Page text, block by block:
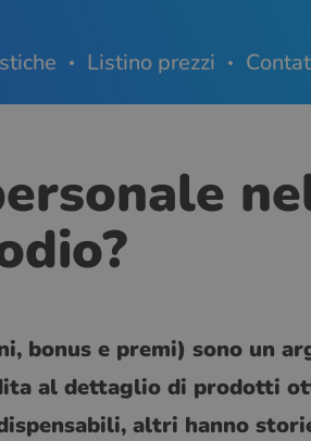
Listino prezzi
bonus e premi) sono un
al dettaglio di prodotti
altri hanno